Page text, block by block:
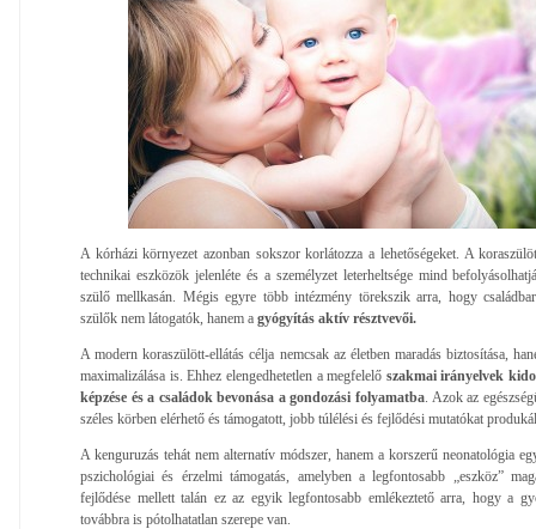
A kórházi környezet azonban sokszor korlátozza a lehetőségeket. A
technikai eszközök jelenléte és a személyzet leterheltsége mind
szülő mellkasán. Mégis egyre több intézmény törekszik arra, hogy
szülők nem látogatók, hanem a gyógyítás aktív résztvevői.
A modern koraszülött-ellátás célja nemcsak az életben maradás biztosítása,
maximalizálása is. Ehhez elengedhetetlen a megfelelő szakmai irányelvek
képzése és a családok bevonása a gondozási folyamatba . Azok az
széles körben elérhető és támogatott, jobb túlélési és fejlődési mutatókat
A kenguruzás tehát nem alternatív módszer, hanem a korszerű neonatológia
pszichológiai és érzelmi támogatás, amelyben a legfontosabb „eszköz”
fejlődése mellett talán ez az egyik legfontosabb emlékeztető arra, hogy a
továbbra is pótolhatatlan szerepe van.